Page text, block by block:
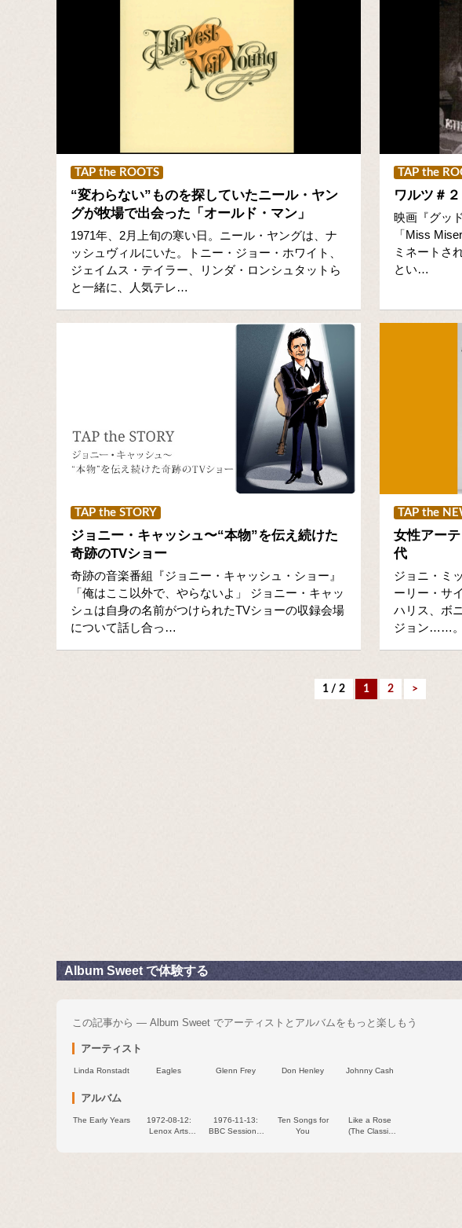
TAP the ROOTS
“変わらない”ものを探していたニール・ヤン
グが牧場で出会った「オールド・マン」
1971年、2月上旬の寒い日。ニール・ヤングは、ナ
ッシュヴィルにいた。トニー・ジョー・ホワイト、
ジェイムス・テイラー、リンダ・ロンシュタットら
と一緒に、人気テレ…
TAP the
ワルツ＃
映画『グッ
「Miss
ミネートさ
とい…
TAP the STORY
ジョニー・キャッシュ〜“本物”を伝え続けた
奇跡のTVショー
奇跡の音楽番組『ジョニー・キャッシュ・ショー』
「俺はここ以外で、やらないよ」 ジョニー・キャッ
シュは自身の名前がつけられたTVショーの収録会場
について話し合っ…
TAP the
女性アー
代
ジョニ・ミ
ーリー・サ
ハリス、ボ
ジョン……
1 / 2 1 2 >
Album Sweet で体験する
この記事から — Album Sweet でアーティストとアルバムをもっと楽しもう
アーティスト
Linda Ronstadt Eagles Glenn Frey Don Henley Johnny Cash
アルバム
The Early Years
1972-08-12:
Lenox Arts
1976-11-13:
BBC Sessions,
Ten Songs for
You
Like a Rose
(The Classic